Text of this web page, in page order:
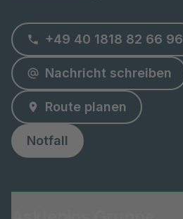
+49 40 1818 82 66 96
Nachricht schreiben
Route planen
Notfall